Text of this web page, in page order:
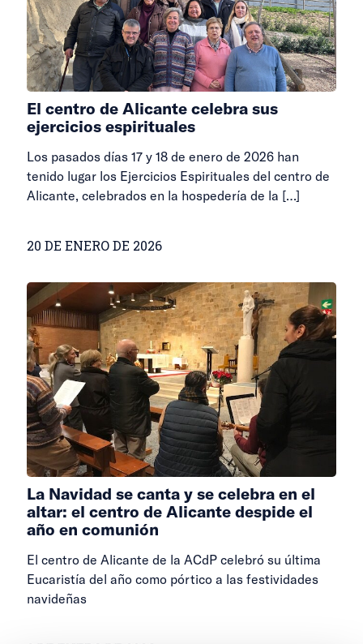
El centro de Alicante celebra sus
ejercicios espirituales
Los pasados días 17 y 18 de enero de 2026 han
tenido lugar los Ejercicios Espirituales del centro de
Alicante, celebrados en la hospedería de la […]
20 DE ENERO DE 2026
La Navidad se canta y se celebra en el
altar: el centro de Alicante despide el
año en comunión
El centro de Alicante de la ACdP celebró su última
Eucaristía del año como pórtico a las festividades
navideñas